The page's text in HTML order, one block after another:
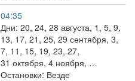
04:35
Дни: 20, 24, 28 августа, 1, 5, 9,
13, 17, 21, 25, 29 сентября, 3,
7, 11, 15, 19, 23, 27,
31 октября, 4 ноября, …
Остановки: Везде